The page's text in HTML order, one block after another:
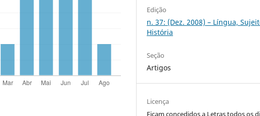
Edição
n. 37: (Dez. 2008) – Língua,
História
Seção
Artigos
Licença
Ficam concedidos a Letras todos os